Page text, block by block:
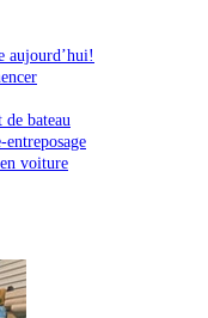
aujourd’hui!
bateau
voiture